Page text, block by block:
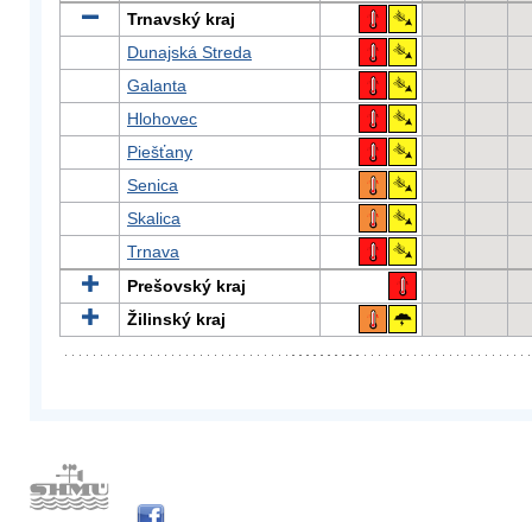
Trnavský kraj
Dunajská Streda
Galanta
Hlohovec
Piešťany
Senica
Skalica
Trnava
Prešovský kraj
Žilinský kraj